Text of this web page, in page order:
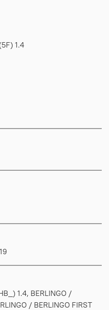
1.4
1.4, BERLINGO /
/ BERLINGO FIRST